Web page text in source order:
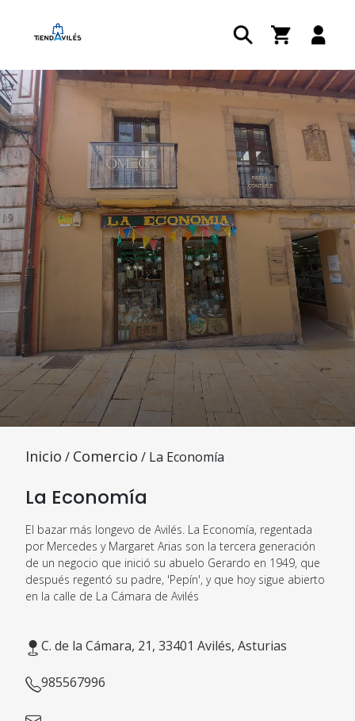
Inicio / Comercio / La Economía
La Economía
El bazar más longevo de Avilés. La Economía, regentada
por Mercedes y Margaret Arias son la tercera generación
de un negocio que inició su abuelo Gerardo en 1949, que
después regentó su padre, 'Pepín', y que hoy sigue abierto
en la calle de La Cámara de Avilés
C. de la Cámara, 21, 33401 Avilés, Asturias
985567996